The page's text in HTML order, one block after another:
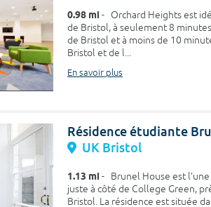
0.98 mi - Orchard Heights est
de Bristol, à seulement 8
de Bristol et à moins de 10
Bristol et de l...
En savoir plus
Résidence étudiante
UK Bristol
1.13 mi - Brunel House est
juste à côté de College Green,
Bristol. La résidence est située